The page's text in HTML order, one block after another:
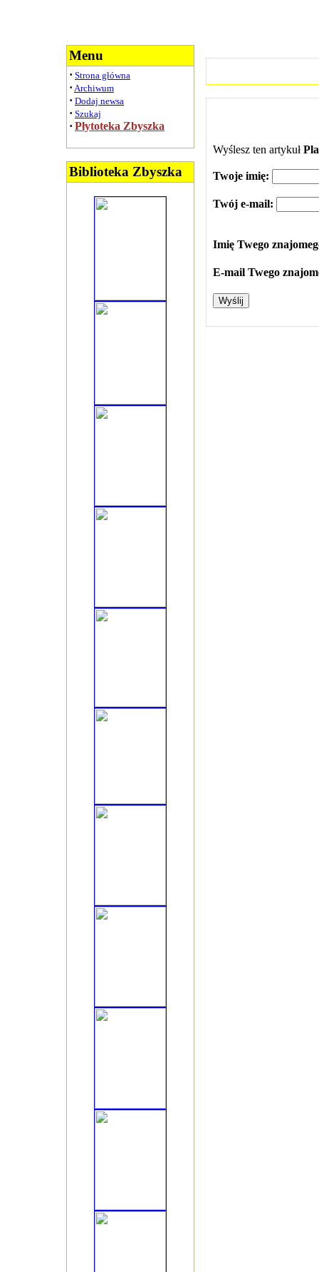
Menu
· Strona główna
· Archiwum
· Dodaj newsa
· Szukaj
· Płytoteka Zbyszka
Biblioteka Zbyszka
Wyślesz ten artykuł
Twoje imię:
Twój e-mail:
Imię Twego
E-mail Twego